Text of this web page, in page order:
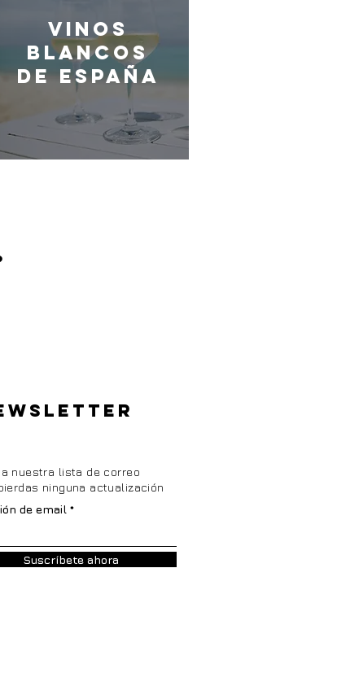
Vinos
blancos
de España
a nuestra lista de correo
ninguna actualización
de email
Suscríbete ahora